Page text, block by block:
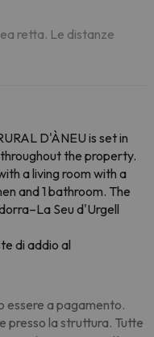
retta. Le distanze
D'ÀNEU is set in
the property.
a living room with a
and 1 bathroom. The
Seu d'Urgell
di addio al
essere a pagamento.
presso la struttura. Tutte